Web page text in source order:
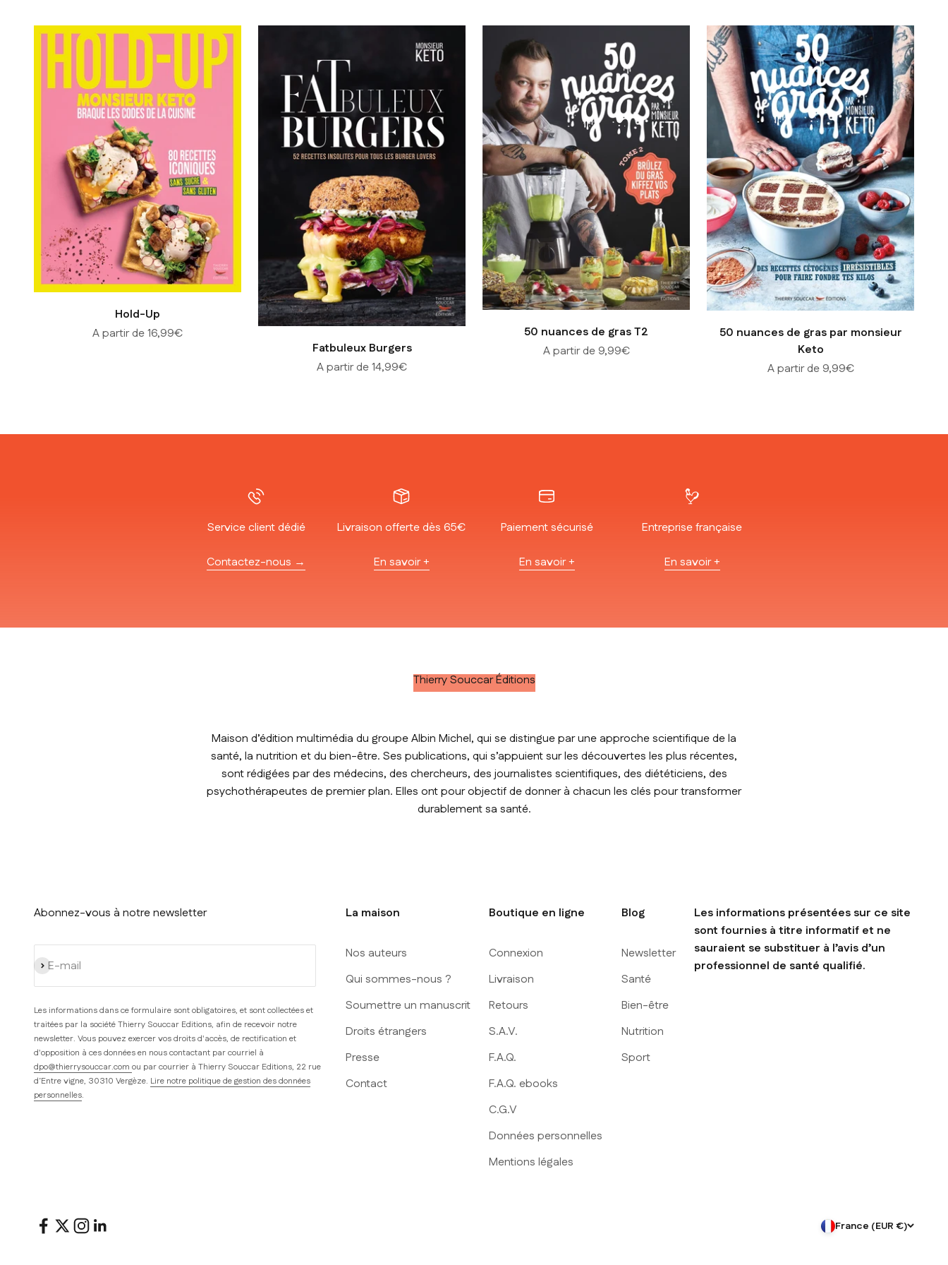
Hold-Up
Prix de vente
A partir de 16,99€
Fatbuleux Burgers
Prix de vente
A partir de 14,99€
50 nuances de gras T2
Prix de vente
A partir de 9,99€
50 nuances de gras par monsieur
Keto
Prix de vente
A partir de 9,99€
Service client dédié
Contactez-nous →
Livraison offerte dès 65€
En savoir +
Paiement sécurisé
En savoir +
Entreprise française
En savoir +
Thierry Souccar Éditions
Maison d’édition multimédia du groupe Albin Michel, qui se distingue par une approche scientifique de la
santé, la nutrition et du bien-être. Ses publications, qui s’appuient sur les découvertes les plus récentes,
sont rédigées par des médecins, des chercheurs, des journalistes scientifiques, des diététiciens, des
psychothérapeutes de premier plan. Elles ont pour objectif de donner à chacun les clés pour transformer
durablement sa santé.
Abonnez-vous à notre newsletter
E-mail
S'inscrire
Les informations dans ce formulaire sont obligatoires, et sont collectées et
traitées par la société Thierry Souccar Editions, afin de recevoir notre
newsletter. Vous pouvez exercer vos droits d'accès, de rectification et
d'opposition à ces données en nous contactant par courriel à
dpo@thierrysouccar.com ou par courrier à Thierry Souccar Editions, 22 rue
d’Entre vigne, 30310 Vergèze. Lire notre politique de gestion des données
personnelles.
La maison
Nos auteurs
Qui sommes-nous ?
Soumettre un manuscrit
Droits étrangers
Presse
Contact
Boutique en ligne
Connexion
Livraison
Retours
S.A.V.
F.A.Q.
F.A.Q. ebooks
C.G.V
Données personnelles
Mentions légales
Blog
Newsletter
Santé
Bien-être
Nutrition
Sport
Les informations présentées sur ce site
sont fournies à titre informatif et ne
sauraient se substituer à l’avis d’un
professionnel de santé qualifié.
France (EUR €)